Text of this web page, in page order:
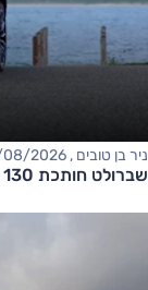
ניר בן טובים , 05/08/2026
שברולט חותכת 130 אלף שקל ממחיר הטאהו